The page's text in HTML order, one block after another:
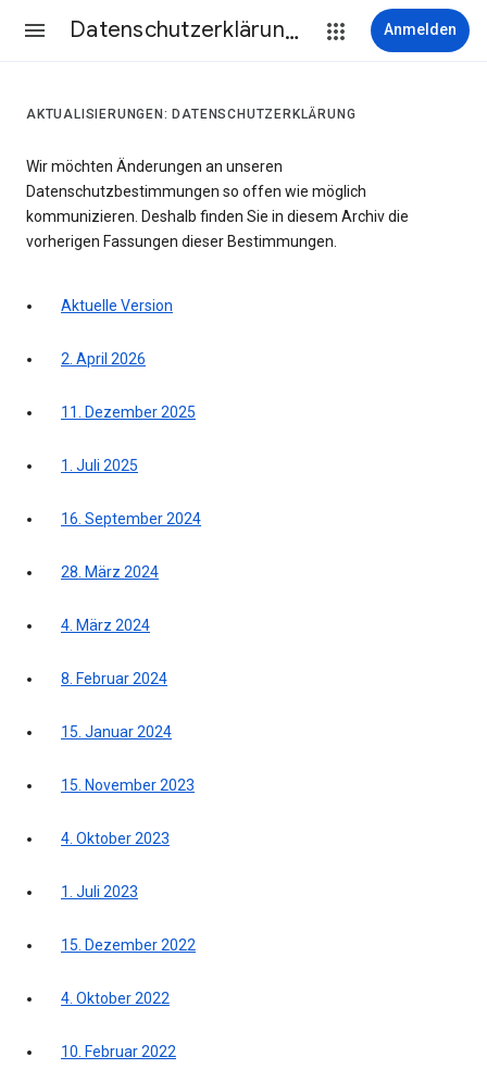
Datenschutzerklärung & Nutzungsbedingungen Anmelden
AKTUALISIERUNGEN: DATENSCHUTZERKLÄRUNG
Wir möchten Änderungen an unseren
Datenschutzbestimmungen so offen wie möglich
kommunizieren. Deshalb finden Sie in diesem Archiv die
vorherigen Fassungen dieser Bestimmungen.
Aktuelle Version
2. April 2026
11. Dezember 2025
1. Juli 2025
16. September 2024
28. März 2024
4. März 2024
8. Februar 2024
15. Januar 2024
15. November 2023
4. Oktober 2023
1. Juli 2023
15. Dezember 2022
4. Oktober 2022
10. Februar 2022